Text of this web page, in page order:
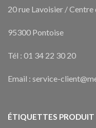
20 rue Lavoisier /
95300 Pontoise
Tél : 01 34 22 30 20
Email : service-
ÉTIQUETTES PRODUIT